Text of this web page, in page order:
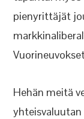
pienyrittäjät
Hehän meitä